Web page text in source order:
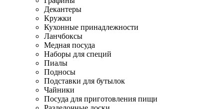
Декантеры
Кружки
Кухонные принадлежности
Ланчбоксы
Медная посуда
Наборы для специй
Пиалы
Подносы
Подставки для бутылок
Чайники
Посуда для приготовления пищи